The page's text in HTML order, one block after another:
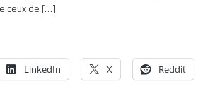
ceux de […]
LinkedIn X Reddit